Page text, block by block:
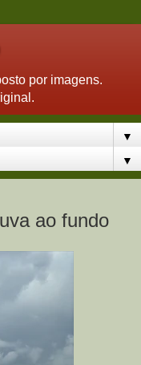
por imagens.
▼
▼
ao fundo